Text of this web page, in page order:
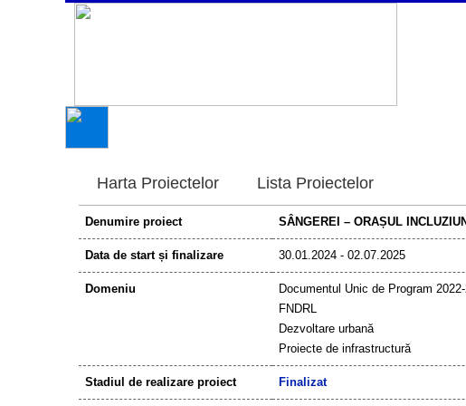
Harta Proiectelor Lista Proiectelor
Denumire proiect SÂNGEREI – ORAȘUL
Data de start și finalizare 30.01.2024 - 02.07.2025
Domeniu
Documentul Unic de Program
FNDRL
Dezvoltare urbană
Proiecte de infrastructură
Stadiul de realizare proiect Finalizat